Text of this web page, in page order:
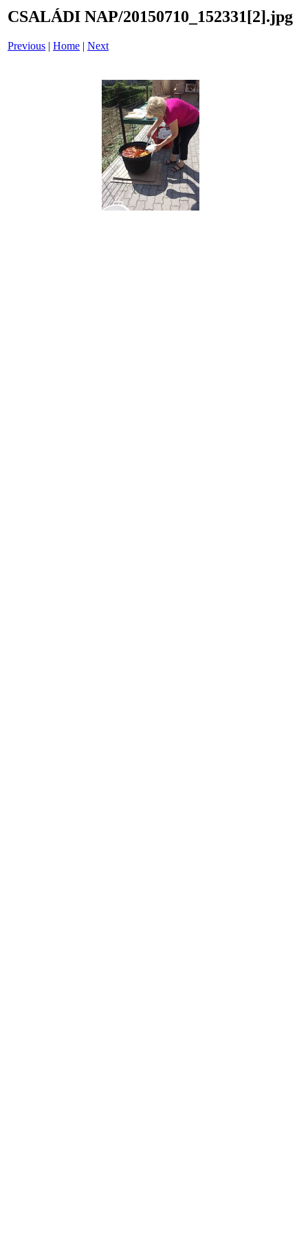
CSALÁDI NAP/20150710_152331[2].jpg
Previous | Home | Next